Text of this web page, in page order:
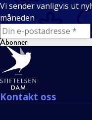
Vi sender vanligvis ut
måneden
E-mail
Abonner
Bunntekst
Kontakt oss